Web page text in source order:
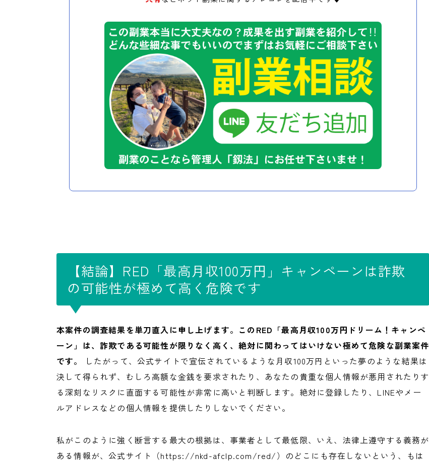
【結論】RED「最高月収100万円」キャンペーンは詐欺
の可能性が極めて高く危険です
本案件の調査結果を単刀直入に申し上げます。このRED「最高月収100万円ドリーム！キャンペ
ーン」は、詐欺である可能性が限りなく高く、絶対に関わってはいけない極めて危険な副業案件
です。
したがって、公式サイトで宣伝されているような月収100万円といった夢のような結果は
決して得られず、むしろ高額な金銭を要求されたり、あなたの貴重な個人情報が悪用されたりす
る深刻なリスクに直面する可能性が非常に高いと判断します。絶対に登録したり、LINEやメー
ルアドレスなどの個人情報を提供したりしないでください。
私がこのように強く断言する最大の根拠は、事業者として最低限、いえ、法律上遵守する義務が
ある情報が、公式サイト（https://nkd-afclp.com/red/）のどこにも存在しないという、もは